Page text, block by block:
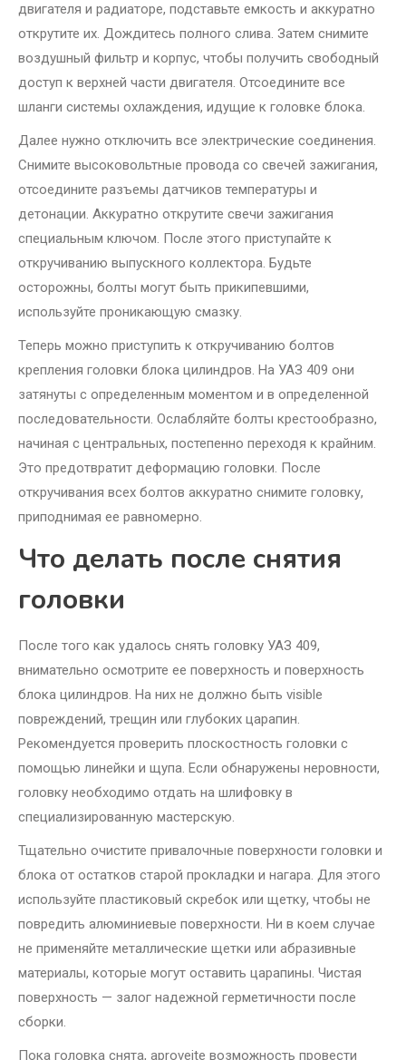
двигателя и радиаторе, подставьте емкость и аккуратно
открутите их. Дождитесь полного слива. Затем снимите
воздушный фильтр и корпус, чтобы получить свободный
доступ к верхней части двигателя. Отсоедините все
шланги системы охлаждения, идущие к головке блока.
Далее нужно отключить все электрические соединения.
Снимите высоковольтные провода со свечей зажигания,
отсоедините разъемы датчиков температуры и
детонации. Аккуратно открутите свечи зажигания
специальным ключом. После этого приступайте к
откручиванию выпускного коллектора. Будьте
осторожны, болты могут быть прикипевшими,
используйте проникающую смазку.
Теперь можно приступить к откручиванию болтов
крепления головки блока цилиндров. На УАЗ 409 они
затянуты с определенным моментом и в определенной
последовательности. Ослабляйте болты крестообразно,
начиная с центральных, постепенно переходя к крайним.
Это предотвратит деформацию головки. После
откручивания всех болтов аккуратно снимите головку,
приподнимая ее равномерно.
Что делать после снятия
головки
После того как удалось снять головку УАЗ 409,
внимательно осмотрите ее поверхность и поверхность
блока цилиндров. На них не должно быть visible
повреждений, трещин или глубоких царапин.
Рекомендуется проверить плоскостность головки с
помощью линейки и щупа. Если обнаружены неровности,
головку необходимо отдать на шлифовку в
специализированную мастерскую.
Тщательно очистите привалочные поверхности головки и
блока от остатков старой прокладки и нагара. Для этого
используйте пластиковый скребок или щетку, чтобы не
повредить алюминиевые поверхности. Ни в коем случае
не применяйте металлические щетки или абразивные
материалы, которые могут оставить царапины. Чистая
поверхность — залог надежной герметичности после
сборки.
Пока головка снята, aproveite возможность провести